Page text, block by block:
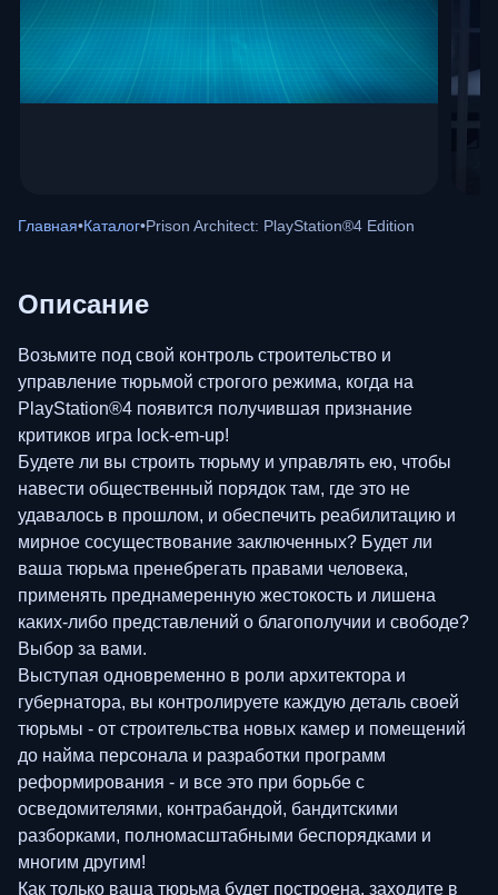
Главная•Каталог•Prison Architect: PlayStation®4 Edition
Описание
Возьмите под свой контроль строительство и
управление тюрьмой строгого режима, когда на
PlayStation®4 появится получившая признание
критиков игра lock-em-up!
Будете ли вы строить тюрьму и управлять ею, чтобы
навести общественный порядок там, где это не
удавалось в прошлом, и обеспечить реабилитацию и
мирное сосуществование заключенных? Будет ли
ваша тюрьма пренебрегать правами человека,
применять преднамеренную жестокость и лишена
каких-либо представлений о благополучии и свободе?
Выбор за вами.
Выступая одновременно в роли архитектора и
губернатора, вы контролируете каждую деталь своей
тюрьмы - от строительства новых камер и помещений
до найма персонала и разработки программ
реформирования - и все это при борьбе с
осведомителями, контрабандой, бандитскими
разборками, полномасштабными беспорядками и
многим другим!
Как только ваша тюрьма будет построена, заходите в